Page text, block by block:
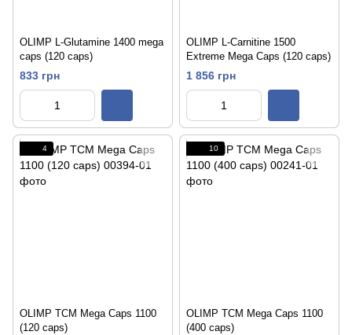
OLIMP L-Glutamine 1400 mega
caps (120 caps)
833 грн
OLIMP L-Carnitine 1500
Extreme Mega Caps (120 caps)
1 856 грн
4
OLIMP TCM Mega Caps 1100
(120 caps)
10
OLIMP TCM Mega Caps 1100
(400 caps)